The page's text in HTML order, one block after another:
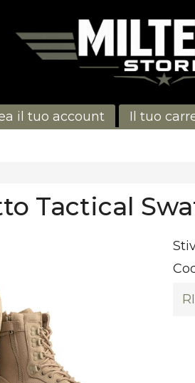
il tuo account Il tuo
Tactical